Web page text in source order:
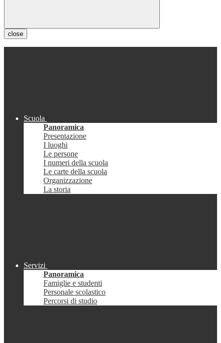
close
Scuola
Panoramica
Presentazione
I luoghi
Le persone
I numeri della scuola
Le carte della scuola
Organizzazione
La storia
Servizi
Panoramica
Famiglie e studenti
Personale scolastico
Percorsi di studio